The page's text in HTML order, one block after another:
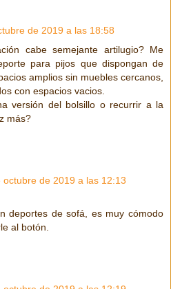
de 2019 a las 18:58
cabe semejante artilugio? Me
para pijos que dispongan de
amplios sin muebles cercanos,
con espacios vacios.
versión del bolsillo o recurrir a la
más?
octubre de 2019 a las 12:13
deportes de sofá, es muy cómodo
al botón.